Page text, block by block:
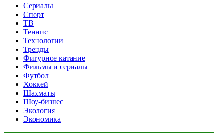
Сериалы
Спорт
ТВ
Теннис
Технологии
Тренды
Фигурное катание
Фильмы и сериалы
Футбол
Хоккей
Шахматы
Шоу-бизнес
Экология
Экономика